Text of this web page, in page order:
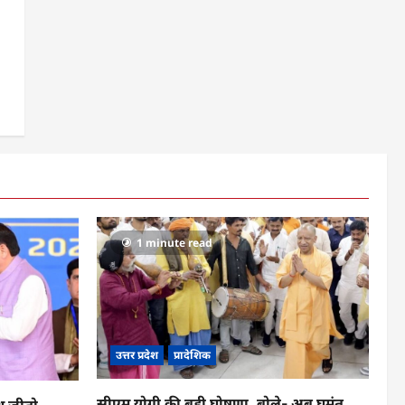
1 minute read
उत्तर प्रदेश प्रादेशिक